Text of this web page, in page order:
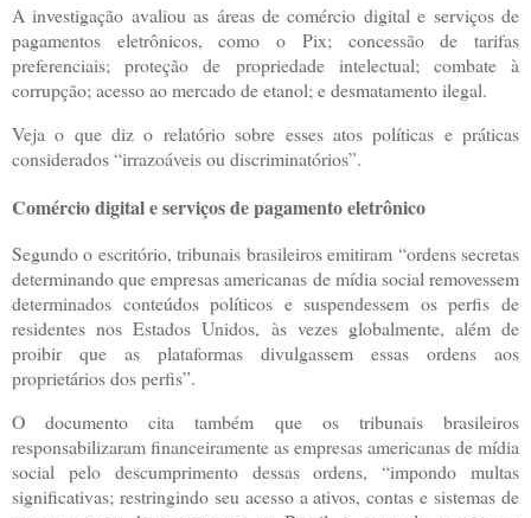
A investigação avaliou as áreas de comércio digital e serviços de
pagamentos eletrônicos, como o Pix; concessão de tarifas
preferenciais; proteção de propriedade intelectual; combate à
corrupção; acesso ao mercado de etanol; e desmatamento ilegal.
Veja o que diz o relatório sobre esses atos políticas e práticas
considerados “irrazoáveis ou discriminatórios”.
Comércio digital e serviços de pagamento eletrônico
Segundo o escritório, tribunais brasileiros emitiram “ordens secretas
determinando que empresas americanas de mídia social removessem
determinados conteúdos políticos e suspendessem os perfis de
residentes nos Estados Unidos, às vezes globalmente, além de
proibir que as plataformas divulgassem essas ordens aos
proprietários dos perfis”.
O documento cita também que os tribunais brasileiros
responsabilizaram financeiramente as empresas americanas de mídia
social pelo descumprimento dessas ordens, “impondo multas
significativas; restringindo seu acesso a ativos, contas e sistemas de